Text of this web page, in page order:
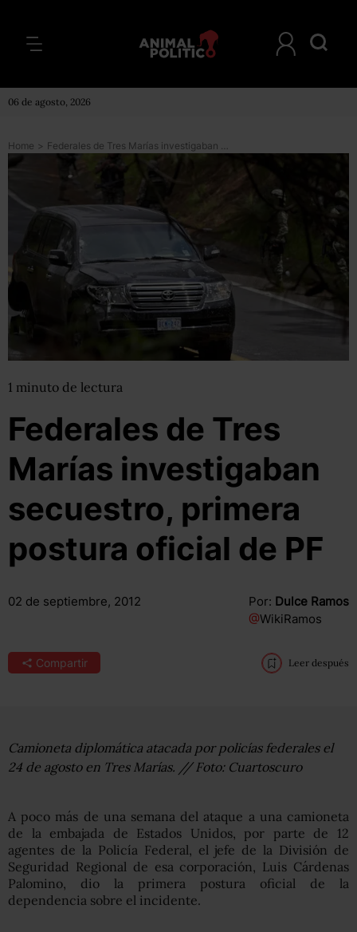
06 de agosto, 2026
Home > Federales de Tres Marías investigaban secuestro, primera postura oficial de PF
1 minuto de lectura
Federales de Tres
Marías investigaban
secuestro, primera
postura oficial de PF
02 de septiembre, 2012 Por: Dulce Ramos
@WikiRamos
Compartir Leer después
Camioneta diplomática atacada por policías federales el
24 de agosto en Tres Marías. // Foto: Cuartoscuro
A poco más de una semana del ataque a una camioneta
de la embajada de Estados Unidos, por parte de 12
agentes de la Policía Federal, el jefe de la División de
Seguridad Regional de esa corporación, Luis Cárdenas
Palomino, dio la primera postura oficial de la
dependencia sobre el incidente.